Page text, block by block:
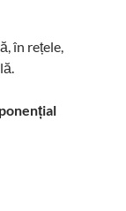
în rețele,